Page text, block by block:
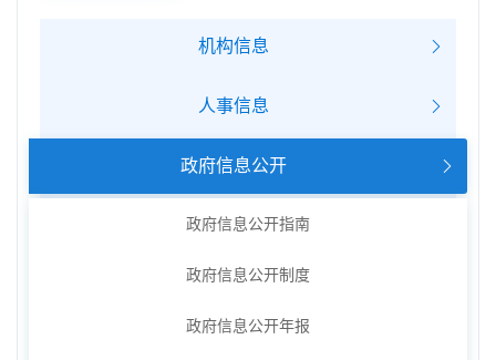
机构信息
人事信息
政府信息公开
政府信息公开指南
政府信息公开制度
政府信息公开年报